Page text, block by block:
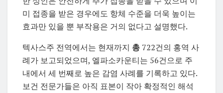
미 접종을 받은 경우에도 항체 수준을 더욱 높이는
효과만 있을 뿐 부작용은 거의 없다고 설명했다.
텍사스주 전역에서는 현재까지 총 722건의 홍역 사
례가 보고되었으며, 엘파소카운티는 56건으로 주
내에서 세 번째로 높은 감염 사례를 기록하고 있다.
보건 전문가들은 아직 표본이 작아 확정적인 해석